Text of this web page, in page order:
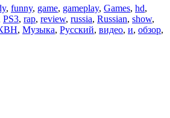
, funny, game, gameplay, Games, hd,
PS3, rap, review, russia, Russian, show,
, Музыка, Русский, видео, и, обзор,